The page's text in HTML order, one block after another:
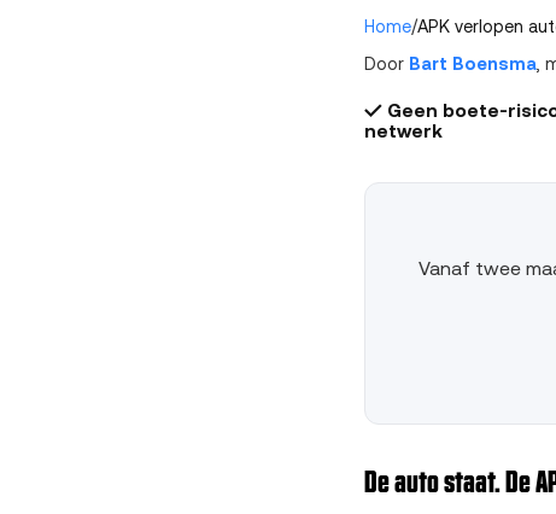
Home/APK verlopen
Door Bart Boensma,
✓ Geen boete-risico
netwerk
Vanaf twee
De auto staat. De